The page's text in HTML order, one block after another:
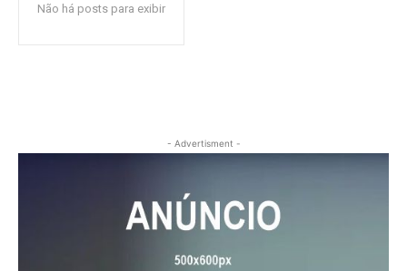
Não há posts para exibir
- Advertisment -